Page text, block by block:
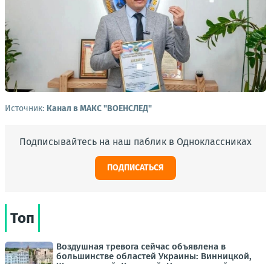
Источник: Канал в МАКС "ВОЕНСЛЕД"
Подписывайтесь на наш паблик в Одноклассниках
ПОДПИСАТЬСЯ
Топ
Воздушная тревога сейчас объявлена в
большинстве областей Украины: Винницкой,